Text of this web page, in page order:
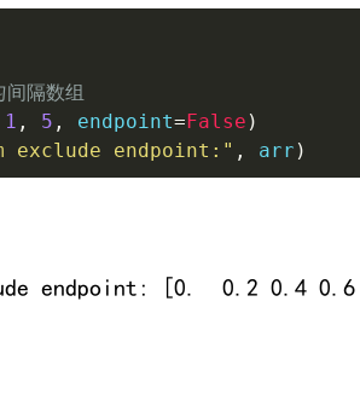
隔数组
1 , 5 , endpoint= False )
exclude endpoint:" , arr )